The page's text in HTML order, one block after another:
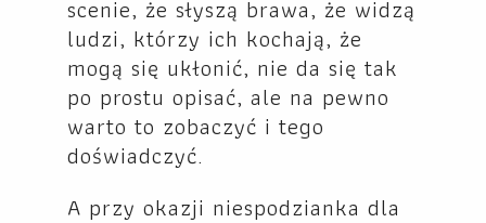
scenie, że słyszą brawa, że widzą
ludzi, którzy ich kochają, że
mogą się ukłonić, nie da się tak
po prostu opisać, ale na pewno
warto to zobaczyć i tego
doświadczyć.
A przy okazji niespodzianka dla